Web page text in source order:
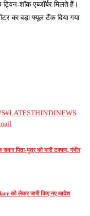
शॉक एब्जॉर्बर मिलते हैं।
का बड़ा फ्यूल टैंक दिया गया
#LATESTHINDINEWS
पिता-पुत्र को मारी टक्कर, गंभीर
को लेकर जारी किए नए आदेश